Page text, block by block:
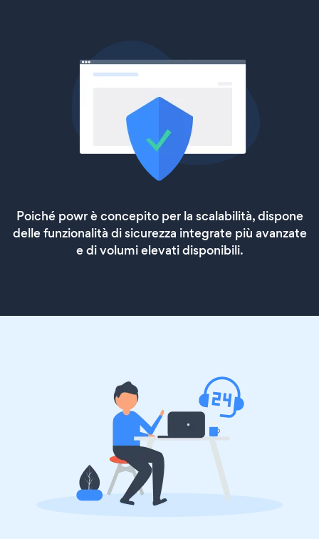
Poiché powr è concepito per la scalabilità, dispone
delle funzionalità di sicurezza integrate più avanzate
e di volumi elevati disponibili.